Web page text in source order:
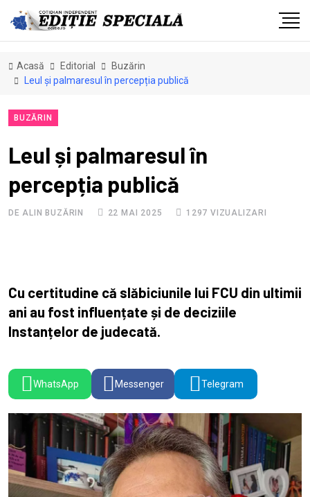
Acasă Editorial
Buzărin
Leul și palmaresul în percepția publică
BUZĂRIN
Leul și palmaresul în
percepția publică
DE ALIN BUZĂRIN 22 MAI 2025 1297 VIZUALIZARI
Cu certitudine că slăbiciunile lui FCU din ultimii
ani au fost influențate și de deciziile
Instanțelor de judecată.
WhatsApp Messenger Telegram